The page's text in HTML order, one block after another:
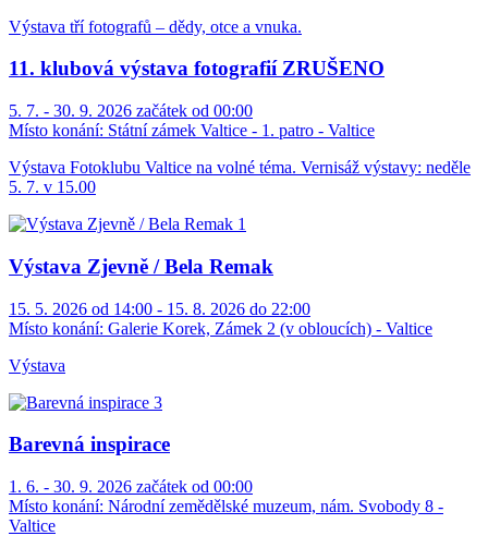
Výstava tří fotografů – dědy, otce a vnuka.
11. klubová výstava fotografií ZRUŠENO
5. 7. - 30. 9. 2026 začátek od 00:00
Místo konání: Státní zámek Valtice - 1. patro - Valtice
Výstava Fotoklubu Valtice na volné téma. Vernisáž výstavy: neděle
5. 7. v 15.00
Výstava Zjevně / Bela Remak
15. 5. 2026 od 14:00 - 15. 8. 2026 do 22:00
Místo konání: Galerie Korek, Zámek 2 (v obloucích) - Valtice
Výstava
Barevná inspirace
1. 6. - 30. 9. 2026 začátek od 00:00
Místo konání: Národní zemědělské muzeum, nám. Svobody 8 -
Valtice